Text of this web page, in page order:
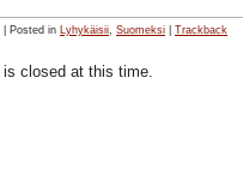
| Posted in Lyhykäisii, Suomeksi Trackback
closed at this time.